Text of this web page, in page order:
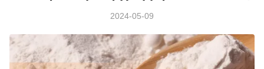
2024-05-09